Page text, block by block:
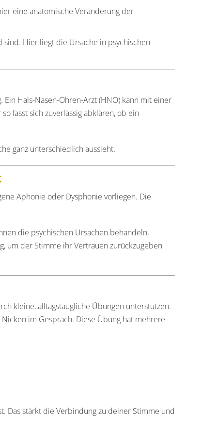
eine anatomische Veränderung der
Hier liegt die Ursache in psychischen
Hals-Nasen-Ohren-Arzt (HNO) kann mit einer
lässt sich zuverlässig abklären, ob ein
ganz unterschiedlich aussieht.
Aphonie oder Dysphonie vorliegen. Die
die psychischen Ursachen behandeln,
um der Stimme ihr Vertrauen zurückzugeben
kleine, alltagstaugliche Übungen unterstützen.
im Gespräch. Diese Übung hat mehrere
Das stärkt die Verbindung zu deiner Stimme und